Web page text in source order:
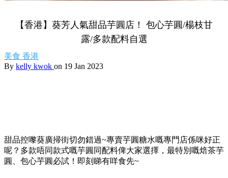
【香港】葵芳人氣甜品芋圓店！ 包心芋圓/楊枝甘
露/多款配料自選
美食 香港
By kelly kwok on 19 Jan 2023
甜品控嚟葵廣掃街切勿錯過~專賣芋圓糖水嘅專門店係咪好正
呢？多款唔同款式嘅芋圓同配料俾大家選擇，最特別嘅焙茶芋
圓、包心芋圓必試！即刻睇有咩食先~